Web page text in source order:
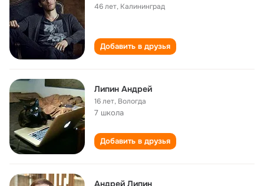
46 лет, Калининград
Добавить в друзья
Липин Андрей
16 лет, Вологда
7 школа
Добавить в друзья
Андрей Липин